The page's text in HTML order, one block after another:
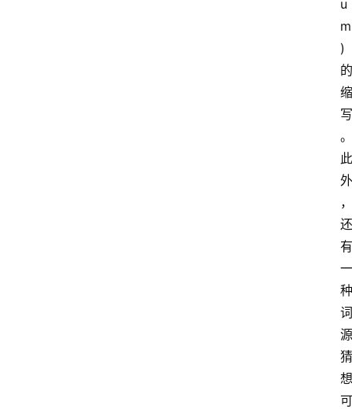
u
m
)
的
缩
写
。
此
外
，
还
有
一
种
词
源
猜
想
可